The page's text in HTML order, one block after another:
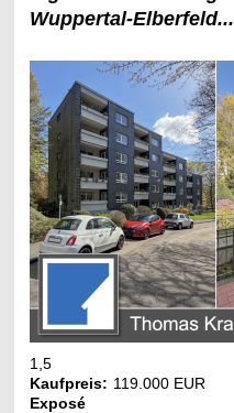
Wuppertal-Elberfeld...
1,5
Kaufpreis: 119.000 EUR
Exposé